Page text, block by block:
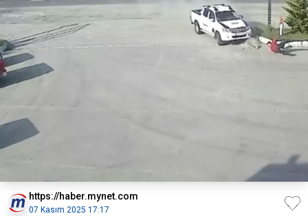
https://haber.mynet.com
07 Kasım 2025 17:17